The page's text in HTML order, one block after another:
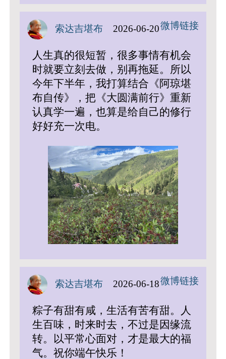
索达吉堪布 2026-06-20微博链接
人生真的很短暂，很多事情有机会
时就要立刻去做，别再拖延。所以
今年下半年，我打算结合《阿琼堪
布自传》，把《大圆满前行》重新
认真学一遍，也算是给自己的修行
好好充一次电。
索达吉堪布 2026-06-18微博链接
粽子有甜有咸，生活有苦有甜。人
生百味，时来时去，不过是因缘流
转。以平常心面对，才是最大的福
气。祝你端午快乐！